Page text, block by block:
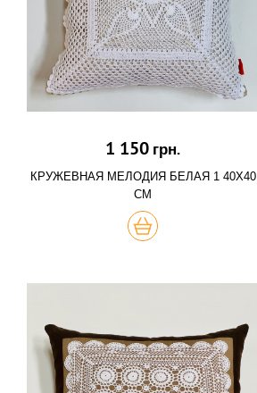
1 150 грн.
КРУЖЕВНАЯ МЕЛОДИЯ БЕЛАЯ 1 40Х40
СМ
КУПИТЬ